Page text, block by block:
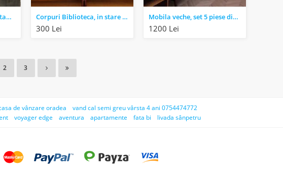
Fabrica de mobila executam mobilier la comanda Corpuri Biblioteca, in stare foarte buna
300 Lei
Mobila veche, set 5 piese din lemn masiv cu furnir de nuc – stare foarte buna
1200 Lei
2 3
de vânzare oradea
vand cal semi greu vârsta 4 ani 0754474772
voyager edge aventura apartamente fata bi livada sânpetru